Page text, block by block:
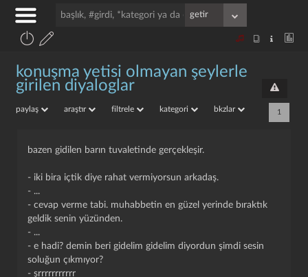
konuşma yetisi olmayan şeylerle
girilen diyaloglar
paylaş araştır filtrele kategori bkzlar 1
bazen gidilen barın tuvaletinde gerçekleşir.
- iki bira içtik diye rahat vermiyorsun arkadaş.
- ...
- cevap verme tabi. muhabbetin en güzel yerinde bıraktık
geldik senin yüzünden.
- ...
- e hadi? demin beri gidelim gidelim diyordun şimdi sesin
soluğun çıkmıyor?
- şrrrrrrrrrrr